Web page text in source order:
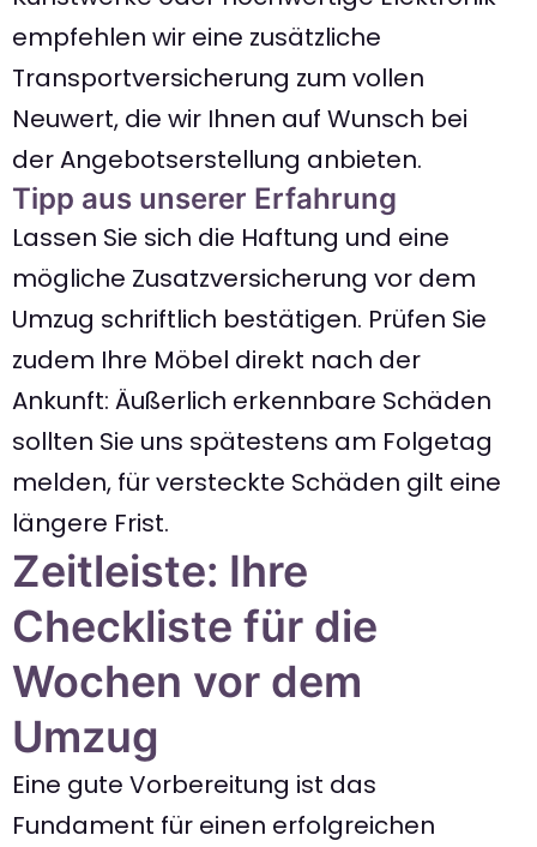
empfehlen wir eine zusätzliche
Transportversicherung zum vollen
Neuwert, die wir Ihnen auf Wunsch bei
der Angebotserstellung anbieten.
Tipp aus unserer Erfahrung
Lassen Sie sich die Haftung und eine
mögliche Zusatzversicherung vor dem
Umzug schriftlich bestätigen. Prüfen Sie
zudem Ihre Möbel direkt nach der
Ankunft: Äußerlich erkennbare Schäden
sollten Sie uns spätestens am Folgetag
melden, für versteckte Schäden gilt eine
längere Frist.
Zeitleiste: Ihre
Checkliste für die
Wochen vor dem
Umzug
Eine gute Vorbereitung ist das
Fundament für einen erfolgreichen